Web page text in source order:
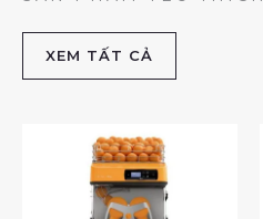
XEM TẤT CẢ